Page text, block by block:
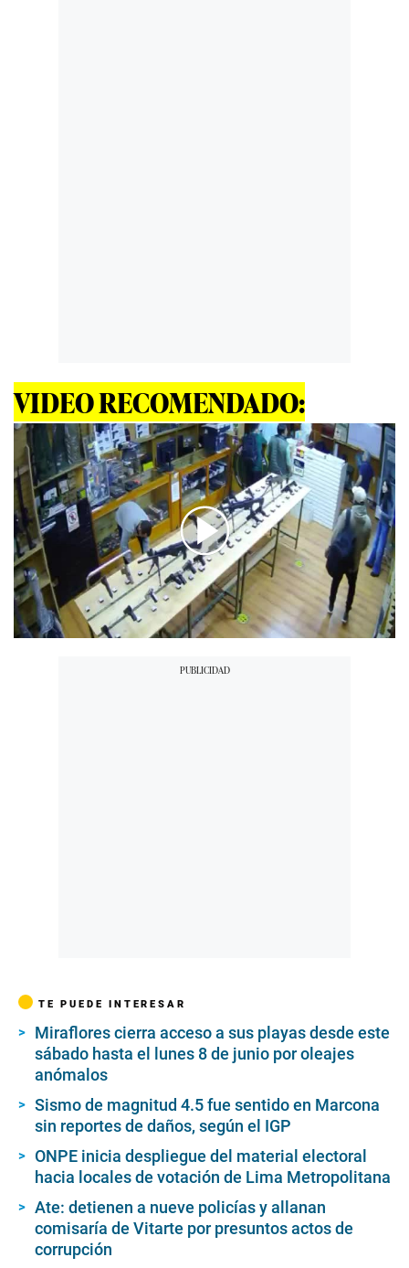
VIDEO RECOMENDADO:
00:00/00:33
TE PUEDE INTERESAR
Miraflores cierra acceso a sus playas desde este
sábado hasta el lunes 8 de junio por oleajes
anómalos
Sismo de magnitud 4.5 fue sentido en Marcona
sin reportes de daños, según el IGP
ONPE inicia despliegue del material electoral
hacia locales de votación de Lima Metropolitana
Ate: detienen a nueve policías y allanan
comisaría de Vitarte por presuntos actos de
corrupción